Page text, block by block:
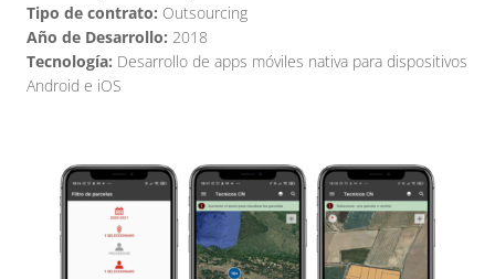
Tipo de contrato: Outsourcing
Año de Desarrollo: 2018
Tecnología: Desarrollo de apps móviles nativa para dispositivos
Android e iOS